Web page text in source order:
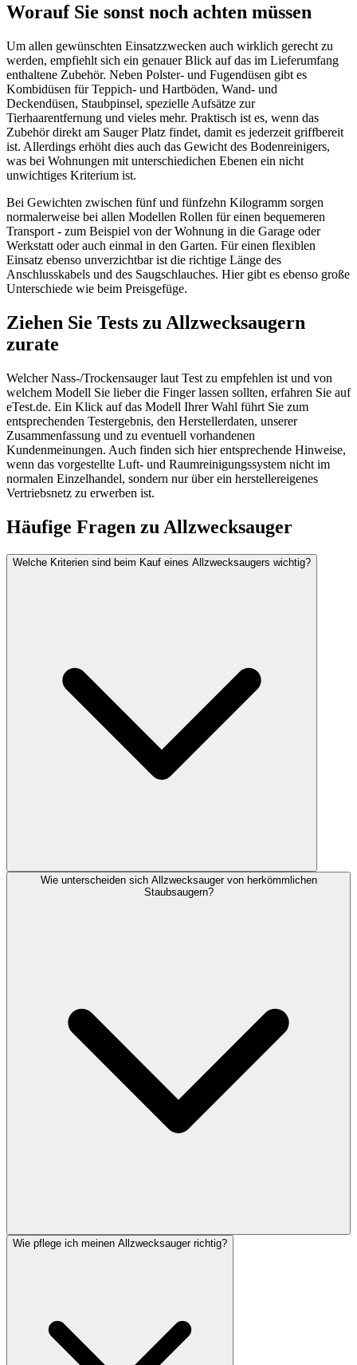
Worauf Sie sonst noch achten müssen
Um allen gewünschten Einsatzzwecken auch wirklich gerecht zu
werden, empfiehlt sich ein genauer Blick auf das im Lieferumfang
enthaltene Zubehör. Neben Polster- und Fugendüsen gibt es
Kombidüsen für Teppich- und Hartböden, Wand- und
Deckendüsen, Staubpinsel, spezielle Aufsätze zur
Tierhaarentfernung und vieles mehr. Praktisch ist es, wenn das
Zubehör direkt am Sauger Platz findet, damit es jederzeit griffbereit
ist. Allerdings erhöht dies auch das Gewicht des Bodenreinigers,
was bei Wohnungen mit unterschiedichen Ebenen ein nicht
unwichtiges Kriterium ist.
Bei Gewichten zwischen fünf und fünfzehn Kilogramm sorgen
normalerweise bei allen Modellen Rollen für einen bequemeren
Transport - zum Beispiel von der Wohnung in die Garage oder
Werkstatt oder auch einmal in den Garten. Für einen flexiblen
Einsatz ebenso unverzichtbar ist die richtige Länge des
Anschlusskabels und des Saugschlauches. Hier gibt es ebenso große
Unterschiede wie beim Preisgefüge.
Ziehen Sie Tests zu Allzwecksaugern
zurate
Welcher Nass-/Trockensauger laut Test zu empfehlen ist und von
welchem Modell Sie lieber die Finger lassen sollten, erfahren Sie auf
eTest.de. Ein Klick auf das Modell Ihrer Wahl führt Sie zum
entsprechenden Testergebnis, den Herstellerdaten, unserer
Zusammenfassung und zu eventuell vorhandenen
Kundenmeinungen. Auch finden sich hier entsprechende Hinweise,
wenn das vorgestellte Luft- und Raumreinigungssystem nicht im
normalen Einzelhandel, sondern nur über ein herstellereigenes
Vertriebsnetz zu erwerben ist.
Häufige Fragen zu Allzwecksauger
Welche Kriterien sind beim Kauf eines Allzwecksaugers wichtig?
Wie unterscheiden sich Allzwecksauger von herkömmlichen
Staubsaugern?
Wie pflege ich meinen Allzwecksauger richtig?